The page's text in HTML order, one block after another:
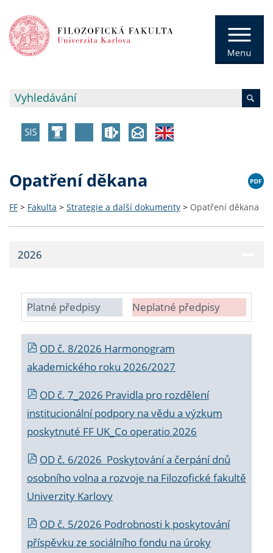
Opatření děkana
FF > Fakulta > Strategie a další dokumenty > Opatření děkana
2026
Platné předpisy Neplatné předpisy
OD č. 8/2026 Harmonogram
akademického roku 2026/2027
OD č. 7_2026 Pravidla pro rozdělení
institucionální podpory na vědu a výzkum
poskytnuté FF UK_Co operatio 2026
OD č. 6/2026 Poskytování a čerpání dnů
osobního volna a rozvoje na Filozofické fakultě
Univerzity Karlovy
OD č. 5/2026 Podrobnosti k poskytování
příspěvku ze sociálního fondu na úroky